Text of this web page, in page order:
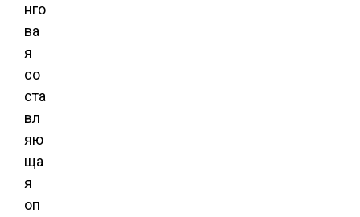
нго
ва
я
со
ста
вл
яю
ща
я
оп